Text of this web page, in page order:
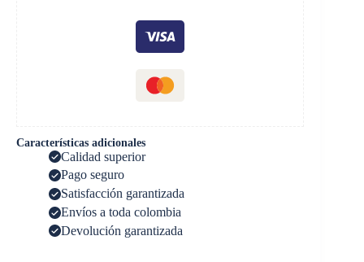
Características adicionales
Calidad superior
Pago seguro
Satisfacción garantizada
Envíos a toda colombia
Devolución garantizada